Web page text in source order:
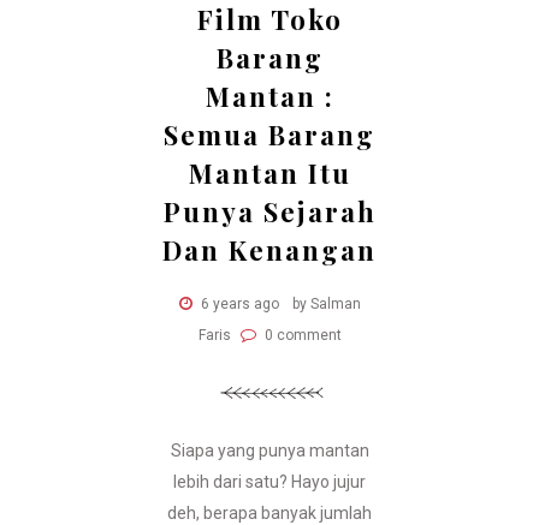
Film Toko
Barang
Mantan :
Semua Barang
Mantan Itu
Punya Sejarah
Dan Kenangan
6 years ago
by Salman
Faris
0 comment
Siapa yang punya mantan
lebih dari satu? Hayo jujur
deh, berapa banyak jumlah